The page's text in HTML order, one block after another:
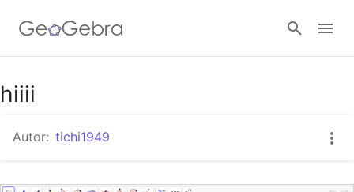
GeoGebra Classroom
hiiii
Autor: tichi1949